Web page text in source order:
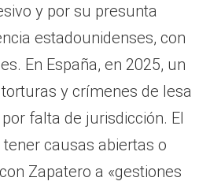
y por su presunta
estadounidenses, con
En España, en 2025, un
y crímenes de lesa
falta de jurisdicción. El
causas abiertas o
Zapatero a «gestiones